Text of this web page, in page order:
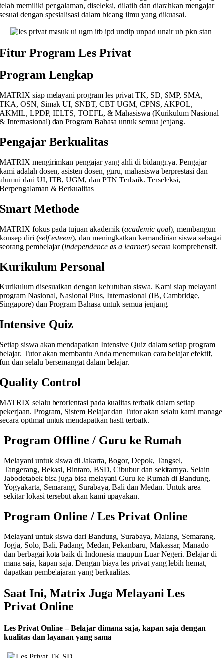
telah memiliki pengalaman, diseleksi, dilatih dan diarahkan mengajar
sesuai dengan spesialisasi dalam bidang ilmu yang dikuasai.
Fitur Program Les Privat
Program Lengkap
MATRIX siap melayani program les privat TK, SD, SMP, SMA,
TKA, OSN, Simak UI, SNBT, CBT UGM, CPNS, AKPOL,
AKMIL, LPDP, IELTS, TOEFL, & Mahasiswa (Kurikulum Nasional
& Internasional) dan Program Bahasa untuk semua jenjang.
Pengajar Berkualitas
MATRIX mengirimkan pengajar yang ahli di bidangnya. Pengajar
kami adalah dosen, asisten dosen, guru, mahasiswa berprestasi dan
alumni dari UI, ITB, UGM, dan PTN Terbaik. Terseleksi,
Berpengalaman & Berkualitas
Smart Methode
MATRIX fokus pada tujuan akademik (academic goal), membangun
konsep diri (self esteem), dan meningkatkan kemandirian siswa sebagai
seorang pembelajar (independence as a learner) secara komprehensif.
Kurikulum Personal
Kurikulum disesuaikan dengan kebutuhan siswa. Kami siap melayani
program Nasional, Nasional Plus, Internasional (IB, Cambridge,
Singapore) dan Program Bahasa untuk semua jenjang.
Intensive Quiz
Setiap siswa akan mendapatkan Intensive Quiz dalam setiap program
belajar. Tutor akan membantu Anda menemukan cara belajar efektif,
fun dan selalu bersemangat dalam belajar.
Quality Control
MATRIX selalu berorientasi pada kualitas terbaik dalam setiap
pekerjaan. Program, Sistem Belajar dan Tutor akan selalu kami manage
secara optimal untuk mendapatkan hasil terbaik.
Program Offline / Guru ke Rumah
Melayani untuk siswa di Jakarta, Bogor, Depok, Tangsel,
Tangerang, Bekasi, Bintaro, BSD, Cibubur dan sekitarnya. Selain
Jabodetabek bisa juga bisa melayani Guru ke Rumah di Bandung,
Yogyakarta, Semarang, Surabaya, Bali dan Medan. Untuk area
sekitar lokasi tersebut akan kami upayakan.
Program Online / Les Privat Online
Melayani untuk siswa dari Bandung, Surabaya, Malang, Semarang,
Jogja, Solo, Bali, Padang, Medan, Pekanbaru, Makassar, Manado
dan berbagai kota baik di Indonesia maupun Luar Negeri. Belajar di
mana saja, kapan saja. Dengan biaya les privat yang lebih hemat,
dapatkan pembelajaran yang berkualitas.
Saat Ini, Matrix Juga Melayani Les
Privat Online
Les Privat Online – Belajar dimana saja, kapan saja dengan
kualitas dan layanan yang sama